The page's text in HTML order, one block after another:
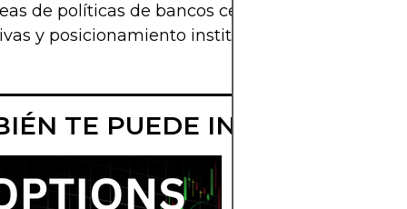
de políticas de bancos centrales, coberturas
y posicionamiento institucional.
TE PUEDE INTERESAR